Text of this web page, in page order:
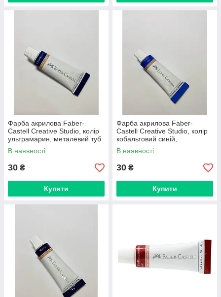
Фарба акрилова Faber-
Castell Creative Studio, колір
ультрамарин, металевий туб
12 мл
В наявності
30 ₴
Купити
Фарба акрилова Faber-
Castell Creative Studio, колір
кобальтовий синій,
металевий туб 12 мл
В наявності
30 ₴
Купити